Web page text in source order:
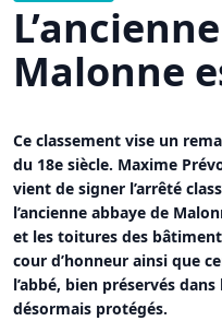
Malonne
Ce classement vise un
du 18e siècle. Maxime
vient de signer l’arrêté
l’ancienne abbaye de
et les toitures des
cour d’honneur ainsi que
l’abbé, bien préservés
désormais protégés.